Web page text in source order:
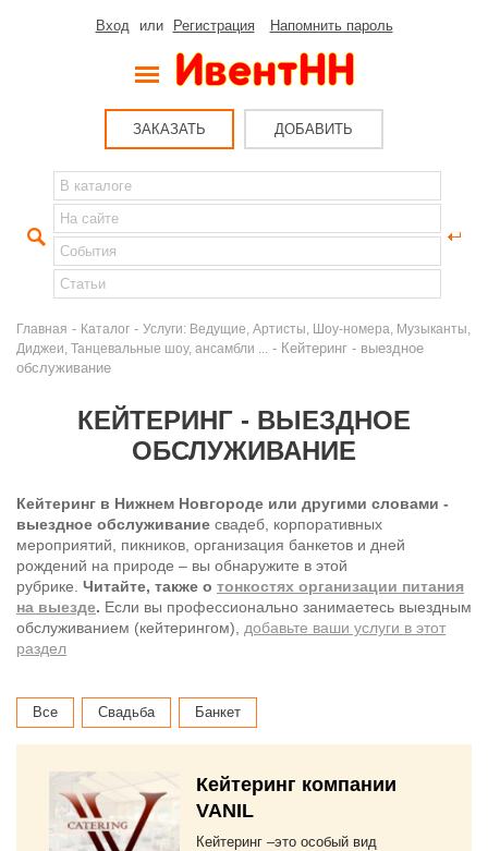
Вход или Регистрация Напомнить пароль
ЗАКАЗАТЬ ДОБАВИТЬ
Главная - Каталог - Услуги: Ведущие, Артисты, Шоу-номера, Музыканты,
Диджеи, Танцевальные шоу, ансамбли ...
- Кейтеринг - выездное
обслуживание
КЕЙТЕРИНГ - ВЫЕЗДНОЕ
ОБСЛУЖИВАНИЕ
Кейтеринг в Нижнем Новгороде или другими словами -
выездное обслуживание свадеб, корпоративных
мероприятий, пикников, организация банкетов и дней
рождений на природе – вы обнаружите в этой
рубрике. Читайте, также о тонкостях организации питания
на выезде. Если вы профессионально занимаетесь выездным
обслуживанием (кейтерингом), добавьте ваши услуги в этот
раздел
Все Свадьба Банкет
Кейтеринг компании
VANIL
Кейтеринг –это особый вид